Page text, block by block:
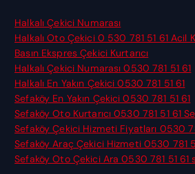
m
a
:
Halkalı Çekici Numarası
Halkalı Oto Çekici 0 530 781 51 61 Acil
Basın Ekspres Çekici Kurtarıcı
Halkalı Çekici Numarası 0530 781 51 61
Halkalı En Yakın Çekici 0530 781 51 61
Sefaköy En Yakın Çekici 0530 781 51 61
Sefaköy Oto Kurtarıcı 0530 781 51 61
Sefaköy Çekici Hizmeti Fiyatları 0530
Sefaköy Araç Çekici Hizmeti 0530 781
Sefaköy Oto Çekici Ara 0530 781 51 61